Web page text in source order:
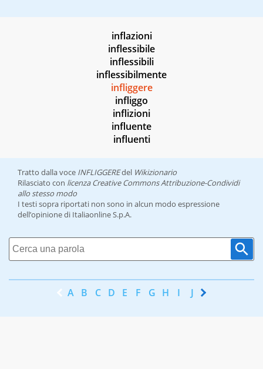
inflazioni
inflessibile
inflessibili
inflessibilmente
infliggere
infliggo
inflizioni
influente
influenti
Tratto dalla voce INFLIGGEREdel Wikizionario
Rilasciato con licenza Creative Commons Attribuzione-Condividi
allo stesso modo
I testi sopra riportati non sono in alcun modo espressione
dell’opinione di Italiaonline S.p.A.
A B C D E F G H I J K